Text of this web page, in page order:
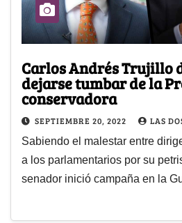
Carlos Andrés Trujillo
dejarse tumbar de la
conservadora
SEPTIEMBRE 20, 2022 LAS
Sabiendo el malestar entre
a los parlamentarios por su
senador inició campaña en la